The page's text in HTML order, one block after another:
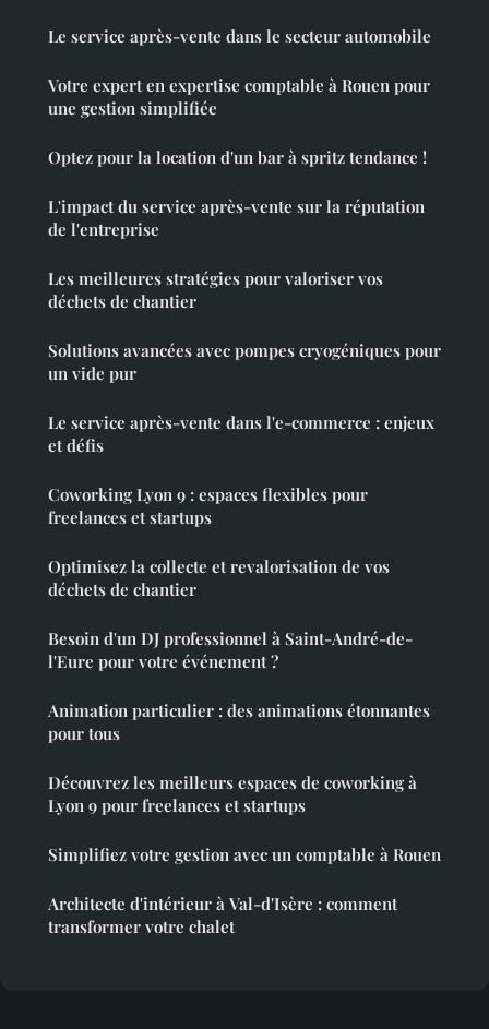
Le service après-vente dans le secteur automobile
Votre expert en expertise comptable à Rouen pour
une gestion simplifiée
Optez pour la location d'un bar à spritz tendance !
L'impact du service après-vente sur la réputation
de l'entreprise
Les meilleures stratégies pour valoriser vos
déchets de chantier
Solutions avancées avec pompes cryogéniques pour
un vide pur
Le service après-vente dans l'e-commerce : enjeux
et défis
Coworking Lyon 9 : espaces flexibles pour
freelances et startups
Optimisez la collecte et revalorisation de vos
déchets de chantier
Besoin d'un DJ professionnel à Saint-André-de-
l'Eure pour votre événement ?
Animation particulier : des animations étonnantes
pour tous
Découvrez les meilleurs espaces de coworking à
Lyon 9 pour freelances et startups
Simplifiez votre gestion avec un comptable à Rouen
Architecte d'intérieur à Val-d'Isère : comment
transformer votre chalet